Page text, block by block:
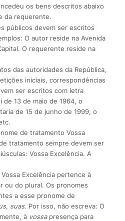
os bens descritos abaixo
da requerente.
públicos devem ser escritos
O autor reside na Avenida
O requerente reside na
das autoridades da República,
iniciais, correspondências
ser escritos com letra
de 13 de maio de 1964, o
de 15 de junho de 1999, o
de tratamento Vossa
tratamento sempre devem ser
Vossa Excelência. A
Excelência pertence à
ou do plural. Os pronomes
a esse pronome de
suas. Por isso, não escreva: O
à vossapresença para